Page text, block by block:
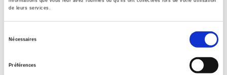
de leurs services.
Nécessaires
Préférences
Éditeur